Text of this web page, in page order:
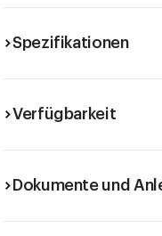
Spezifikationen
Verfügbarkeit
Dokumente und